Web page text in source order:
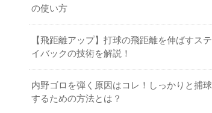
の使い方
【飛距離アップ】打球の飛距離を伸ばすステ
イバックの技術を解説！
内野ゴロを弾く原因はコレ！しっかりと捕球
するための方法とは？